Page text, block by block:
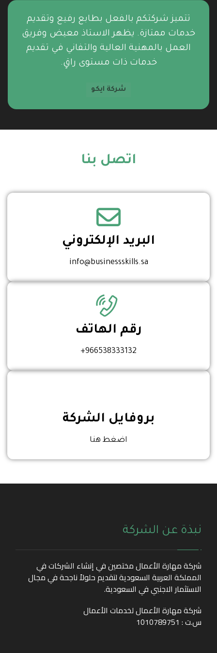
تتميز شركتكم بالفعل بطابع رفيع وتقديم
خدمات ممتازة. يظهر الاستاذ معيض وفريق
العمل بالمهنية العالية والتفاني في تقديم
خدمات ذات مستوى راقٍ.
شركة ايكو
اتصل بنا
البريد الإلكتروني
info@businessskills.sa
رقم الهاتف
966538333132+
بروفايل الشركة
اضغط هنا
نبذة عن الشركة
شركة مهارة الأعمال مختصين في إنشاء الشركات في
المملكة العربية السعودية لتقديم حلولاً ناجحة في مجال
الاستثمار الاجنبي في السعودية.
شركة مهارة الأعمال لخدمات الأعمال
س.ت : 1010789751